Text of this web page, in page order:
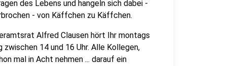
des Lebens und hangeln sich dabei -
- von Käffchen zu Käffchen.
Alfred Clausen hört Ihr montags
14 und 16 Uhr. Alle Kollegen,
mal in Acht nehmen ... darauf ein